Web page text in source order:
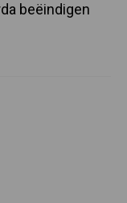
beëindigen